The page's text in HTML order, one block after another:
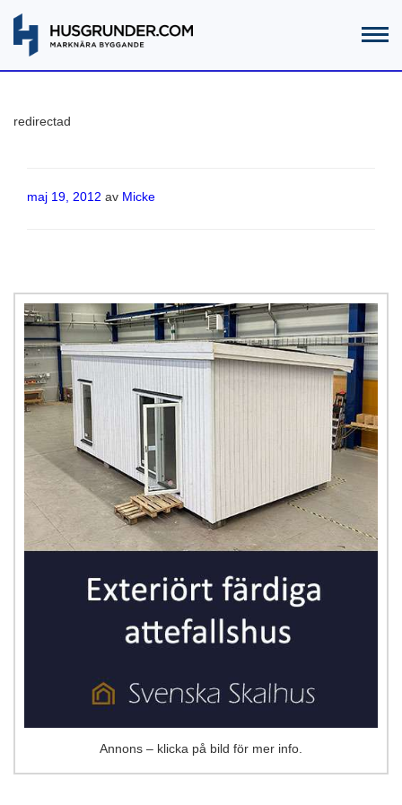
redirectad
Publicerat
maj 19, 2012 av Micke
Annons – klicka på bild för mer info.